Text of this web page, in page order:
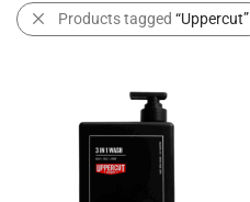
Products tagged “Uppercut”